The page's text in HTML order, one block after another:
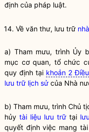
định của pháp luật.
14. Về văn thư, lưu trữ
a) Tham mưu, trình Ủy
mục cơ quan, tổ chức
quy định tại khoản 2
lưu trữ lịch sử của Nhà
b) Tham mưu, trình Chủ
hủytài liệu lưu trữ tại
quyết định việc mang